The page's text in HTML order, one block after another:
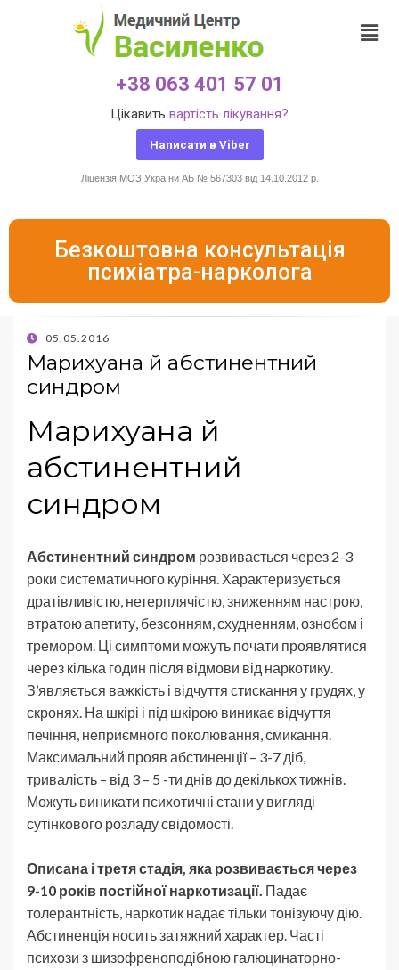
+38 063 401 57 01
Цікавить вартість лікування?
Написати в Viber
Ліцензія МОЗ України АБ № 567303 від 14.10.2012 р.
Безкоштовна консультація
психіатра-нарколога
05.05.2016
Марихуана й абстинентний
синдром
Марихуана й
абстинентний
синдром
Абстинентний синдром розвивається через 2-3
роки систематичного куріння. Характеризується
дратівливістю, нетерплячістю, зниженням настрою,
втратою апетиту, безсонням, схудненням, ознобом і
тремором. Ці симптоми можуть почати проявлятися
через кілька годин після відмови від наркотику.
З’являється важкість і відчуття стискання у грудях, у
скронях. На шкірі і під шкірою виникає відчуття
печіння, неприємного поколювання, смикання.
Максимальний прояв абстиненції – 3-7 діб,
тривалість – від 3 – 5 -ти днів до декількох тижнів.
Можуть виникати психотичні стани у вигляді
сутінкового розладу свідомості.
Описана і третя стадія, яка розвивається через
9-10 років постійної наркотизації. Падає
толерантність, наркотик надає тільки тонізуючу дію.
Абстиненція носить затяжний характер. Часті
психози з шизофреноподібною галюцинаторно-